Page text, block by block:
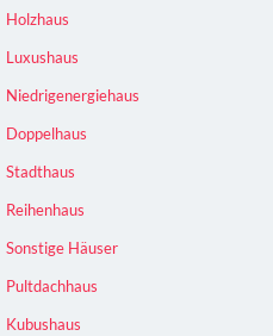
Holzhaus
Luxushaus
Niedrigenergiehaus
Doppelhaus
Stadthaus
Reihenhaus
Sonstige Häuser
Pultdachhaus
Kubushaus